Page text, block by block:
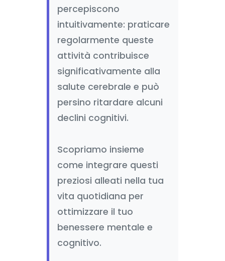
percepiscono
intuitivamente: praticare
regolarmente queste
attività contribuisce
significativamente alla
salute cerebrale e può
persino ritardare alcuni
declini cognitivi.
Scopriamo insieme
come integrare questi
preziosi alleati nella tua
vita quotidiana per
ottimizzare il tuo
benessere mentale e
cognitivo.